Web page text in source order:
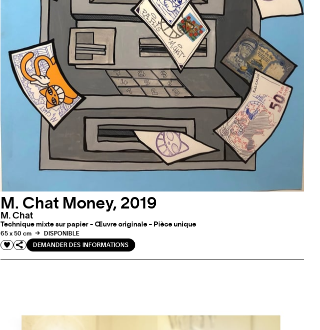
M. Chat Money, 2019
M. Chat
Technique mixte sur papier - Œuvre originale - Pièce unique
65 x 50 cm
DISPONIBLE
DEMANDER DES INFORMATIONS